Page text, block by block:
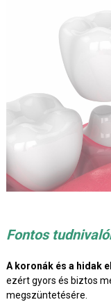
Fontos
A koronák és a hidak
ezért gyors és biztos
megszüntetésére.